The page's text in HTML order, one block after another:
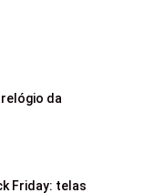
da
Friday: telas